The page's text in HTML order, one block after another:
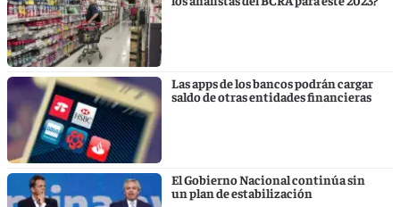
Las apps de los bancos podrán cargar
saldo de otras entidades financieras
El Gobierno Nacional continúa sin
un plan de estabilización